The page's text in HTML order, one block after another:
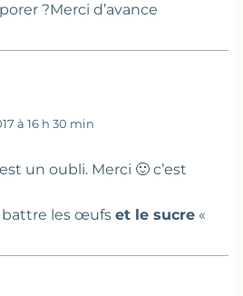
?Merci d’avance
à 16 h 30 min
un oubli. Merci 🙂 c’est
battre les œufs et le sucre «